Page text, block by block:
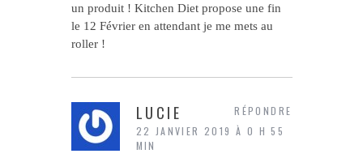
un produit ! Kitchen Diet propose une fin
le 12 Février en attendant je me mets au
roller !
LUCIE
22 JANVIER 2019 À 0 H 55
MIN
RÉPONDRE